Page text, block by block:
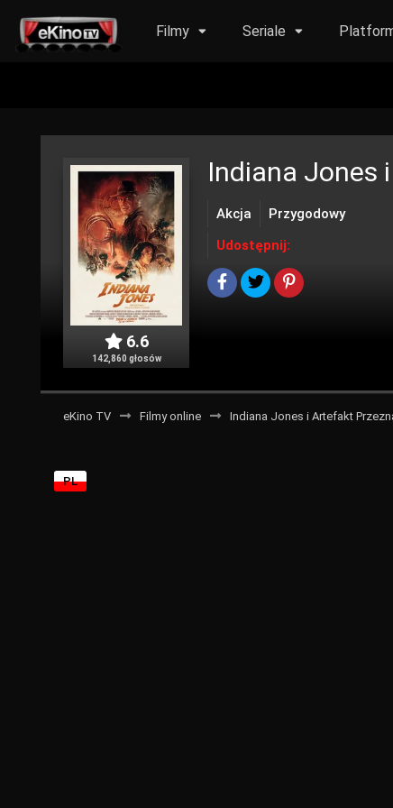
Filmy Seriale
6.6
142,860 głosów
Indiana Jones
Akcja
Przygodowy
Udostępnij:
eKino TV Filmy online Indiana Jones i Artefakt
PL